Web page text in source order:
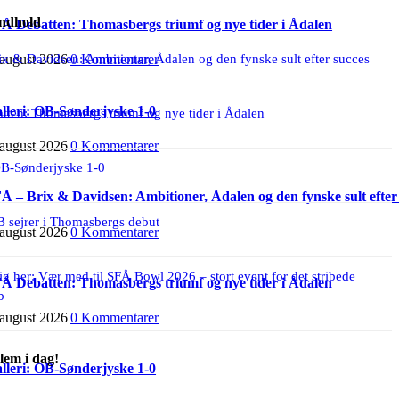
Debatten: Thomasbergs triumf og nye tider i Ådalen
2026|0 Kommentarer
OB-Sønderjyske 1-0
2026|0 Kommentarer
– Brix & Davidsen: Ambitioner, Ådalen og den fynske sult efter
2026|0 Kommentarer
Debatten: Thomasbergs triumf og nye tider i Ådalen
2026|0 Kommentarer
OB-Sønderjyske 1-0
& Davidsen: Ambitioner, Ådalen og den fynske sult efter succes
Thomasbergs triumf og nye tider i Ådalen
Sønderjyske 1-0
sejrer i Thomasbergs debut
her: Vær med til SFÅ Bowl 2026 – stort event for det stribede
i dag!